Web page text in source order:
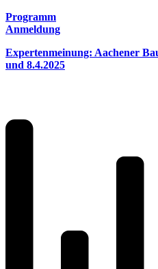
Programm
Anmeldung
Expertenmeinung: Aachener
und 8.4.2025